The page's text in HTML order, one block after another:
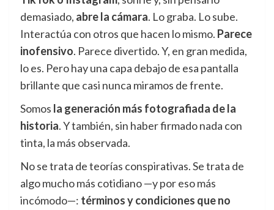
demasiado, abre la cámara. Lo graba. Lo sube.
Interactúa con otros que hacen lo mismo. Parece
inofensivo. Parece divertido. Y, en gran medida,
lo es. Pero hay una capa debajo de esa pantalla
brillante que casi nunca miramos de frente.
Somos la generación más fotografiada de la
historia. Y también, sin haber firmado nada con
tinta, la más observada.
No se trata de teorías conspirativas. Se trata de
algo mucho más cotidiano —y por eso más
incómodo—: términos y condiciones que no